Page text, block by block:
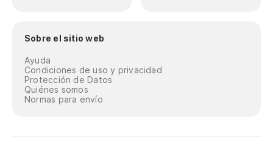
Sobre el sitio web
Ayuda
Condiciones de uso y privacidad
Protección de Datos
Quiénes somos
Normas para envío